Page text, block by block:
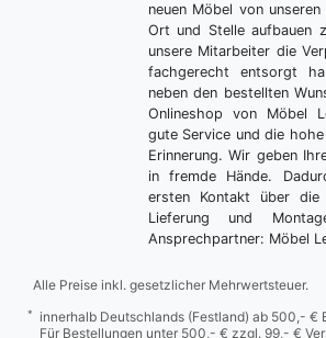
neuen Möbel von
Ort und Stelle aufbauen
unsere Mitarbeiter die
fachgerecht entsorgt
neben den bestellten
Onlineshop von Möbel
gute Service und die
Erinnerung. Wir geben
in fremde Hände.
ersten Kontakt über
Lieferung und
Ansprechpartner: Möbel
Alle Preise inkl. gesetzlicher Mehrwertsteuer.
*
innerhalb Deutschlands (Festland) ab 500,- €
Für Bestellungen unter 500,- € zzgl. 99,- €